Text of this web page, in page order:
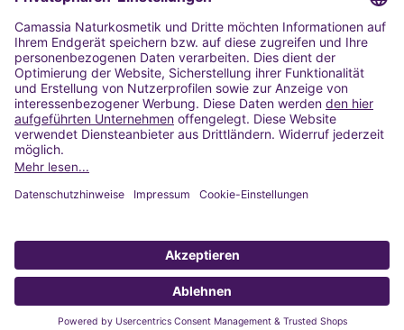
Impressum
Allgemeine Geschäftsbedingungen
Datenschutzerklärung Camassia
Widerrufsbelehrung
Copyright 2020 | Alle Rechte vorbehalten
© 2022 Powered by Presta Shop™. All Rights Reserved